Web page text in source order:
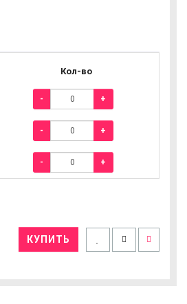
Кол-во
- +
- +
- +
КУПИТЬ